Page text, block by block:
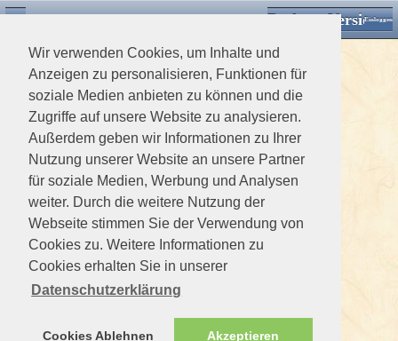
Wir verwenden Cookies, um Inhalte und
Anzeigen zu personalisieren, Funktionen für
soziale Medien anbieten zu können und die
Zugriffe auf unsere Website zu analysieren.
Außerdem geben wir Informationen zu Ihrer
Nutzung unserer Website an unsere Partner
für soziale Medien, Werbung und Analysen
weiter. Durch die weitere Nutzung der
Webseite stimmen Sie der Verwendung von
Cookies zu. Weitere Informationen zu
Cookies erhalten Sie in unserer
Datenschutzerklärung
Cookies Ablehnen Akzeptieren
Desktop VersionEinloggen